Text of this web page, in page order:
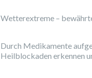
Wetterextreme –
Durch Medikamente
Heilblockaden erkennen